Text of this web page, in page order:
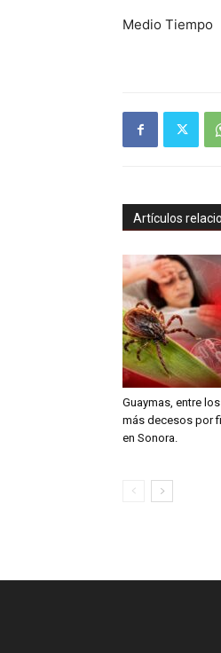
Medio Tiempo
Artículos
Guaymas, entre
más decesos por
en Sonora.